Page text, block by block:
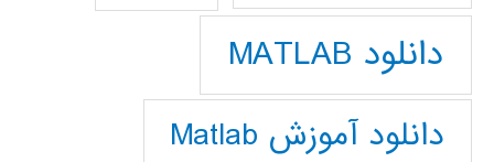
دانلود MATLAB
دانلود آموزش Matlab